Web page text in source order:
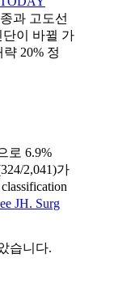
과 고도선
단이 바뀔 가
20% 정
로 6.9%
2,041)가
JH. Surg
습니다.